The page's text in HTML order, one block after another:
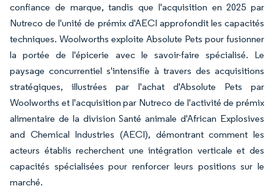
confiance de marque, tandis que l'acquisition en 2025 par
Nutreco de l'unité de prémix d'AECI approfondit les capacités
techniques. Woolworths exploite Absolute Pets pour fusionner
la portée de l'épicerie avec le savoir-faire spécialisé. Le
paysage concurrentiel s'intensifie à travers des acquisitions
stratégiques, illustrées par l'achat d'Absolute Pets par
Woolworths et l'acquisition par Nutreco de l'activité de prémix
alimentaire de la division Santé animale d'African Explosives
and Chemical Industries (AECI), démontrant comment les
acteurs établis recherchent une intégration verticale et des
capacités spécialisées pour renforcer leurs positions sur le
marché.